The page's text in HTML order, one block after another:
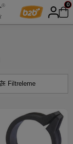
0
Filtreleme